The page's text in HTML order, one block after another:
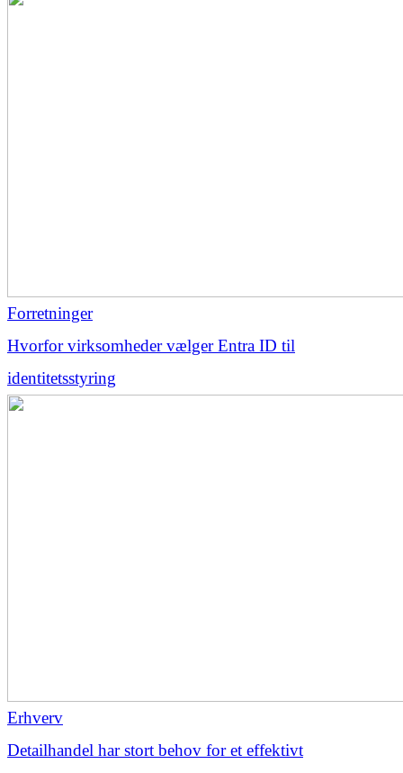
Forretninger
Hvorfor virksomheder vælger Entra ID til
identitetsstyring
Erhverv
Detailhandel har stort behov for et effektivt